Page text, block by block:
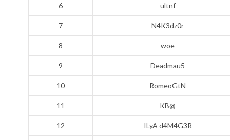
6 ultnf
7 N4K3dz0r
8 woe
9 Deadmau5
10 RomeoGtN
11 KB@
12 ILyA d4M4G3R